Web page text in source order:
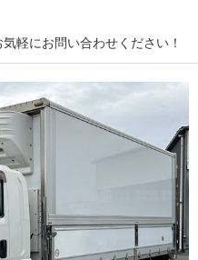
軽にお問い合わせください！